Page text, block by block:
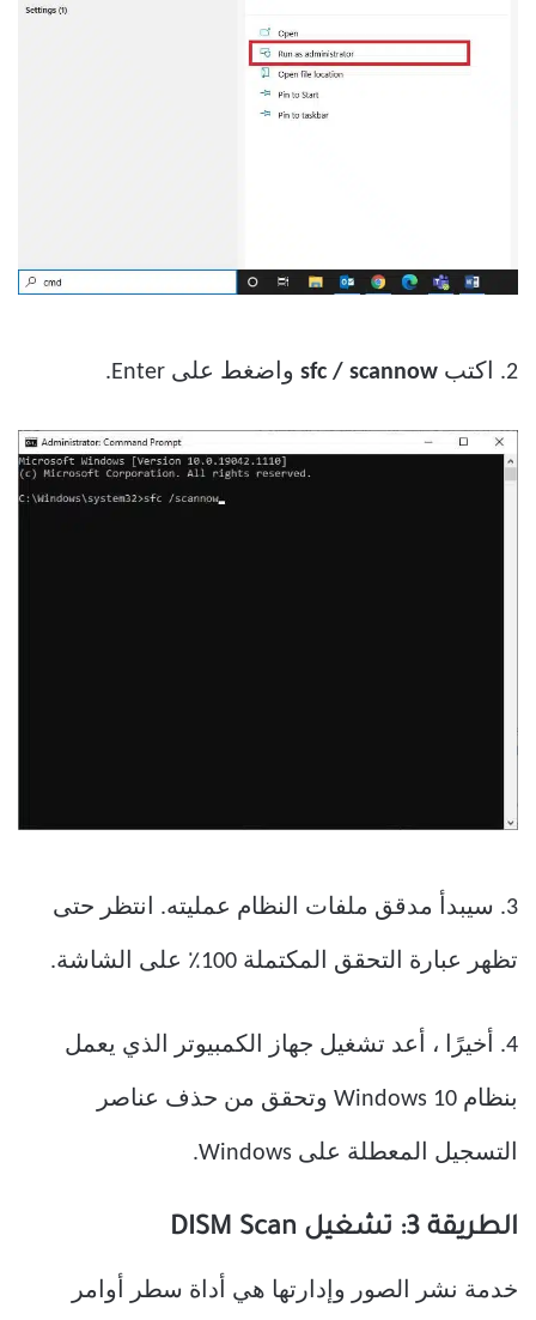
2. اكتب واضغط على Enter.
3. سيبدأ مدقق ملفات النظام عمليته. انتظر حتى
تظهر عبارة التحقق المكتملة 100٪ على الشاشة.
4. أخيرًا ، أعد تشغيل جهاز الكمبيوتر الذي يعمل
بنظام Windows 10 وتحقق من حذف عناصر
التسجيل المعطلة على Windows.
الطريقة 3: تشغيل DISM Scan
خدمة نشر الصور وإدارتها هي أداة سطر أوامر